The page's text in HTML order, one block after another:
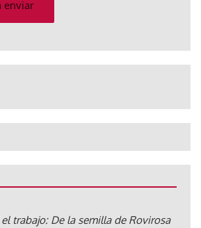
enviar
trabajo: De la semilla de Rovirosa